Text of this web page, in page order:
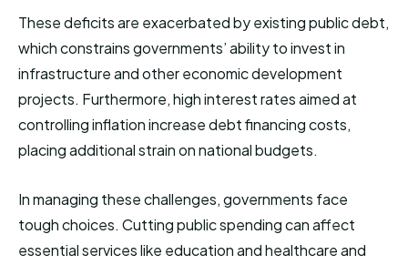
These deficits are exacerbated by existing public debt,
which constrains governments’ ability to invest in
infrastructure and other economic development
projects. Furthermore, high interest rates aimed at
controlling inflation increase debt financing costs,
placing additional strain on national budgets.
In managing these challenges, governments face
tough choices. Cutting public spending can affect
essential services like education and healthcare and